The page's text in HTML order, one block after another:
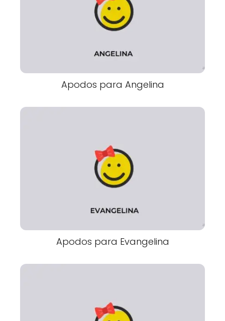
Apodos para Angelina
Apodos para Evangelina